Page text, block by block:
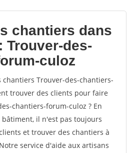
votes
chantiers dans
Trouver-des-
culoz
chantiers Trouver-des-chantiers-
trouver des clients pour faire
chantiers-forum-culoz ? En
il n'est pas toujours
et trouver des chantiers à
service d'aide aux artisans